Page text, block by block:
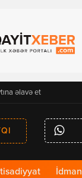
əlavə et
İdman